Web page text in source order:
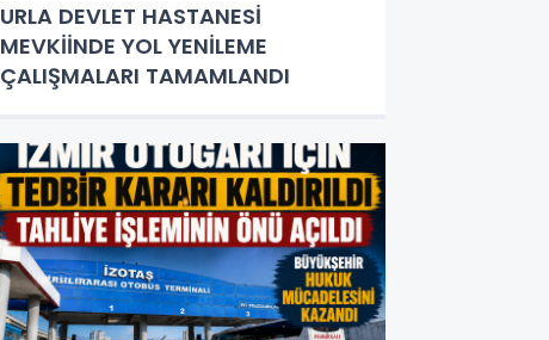
URLA DEVLET HASTANESİ
MEVKİİNDE YOL YENİLEME
ÇALIŞMALARI TAMAMLANDI